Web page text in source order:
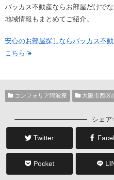
バッカス不動産ならお部屋だけで
地域情報もまとめてご紹介。
安心のお部屋探しならバッカス不
こちら
コンフォリア阿波座 大阪市西区
シェア
Twitter
Pocket